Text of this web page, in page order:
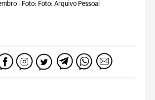
- Foto: Foto: Arquivo Pessoal